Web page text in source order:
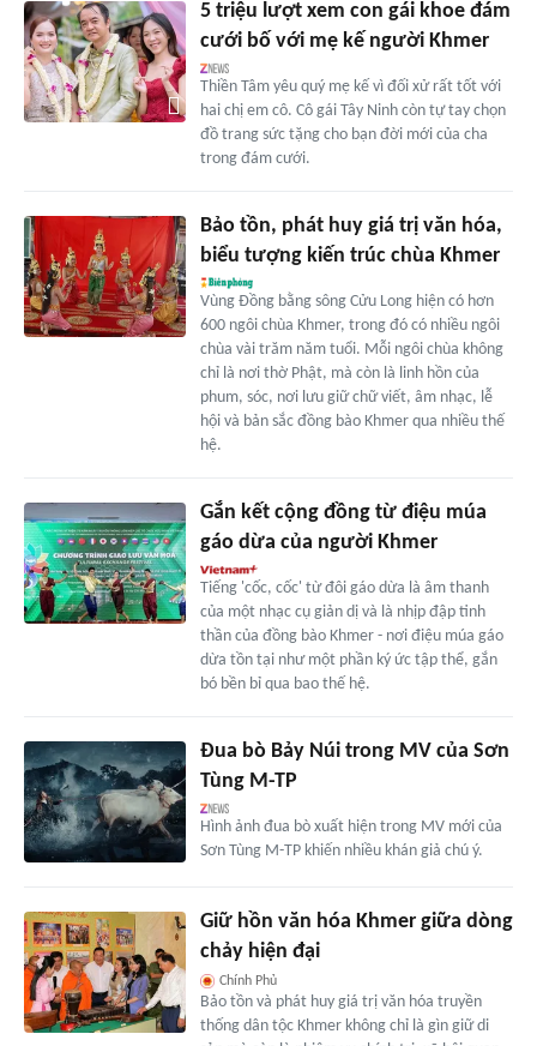
5 triệu lượt xem con gái khoe đám
cưới bố với mẹ kế người Khmer
Thiền Tâm yêu quý mẹ kế vì đối xử rất tốt với
hai chị em cô. Cô gái Tây Ninh còn tự tay chọn
đồ trang sức tặng cho bạn đời mới của cha
trong đám cưới.
Bảo tồn, phát huy giá trị văn hóa,
biểu tượng kiến trúc chùa Khmer
Vùng Đồng bằng sông Cửu Long hiện có hơn
600 ngôi chùa Khmer, trong đó có nhiều ngôi
chùa vài trăm năm tuổi. Mỗi ngôi chùa không
chỉ là nơi thờ Phật, mà còn là linh hồn của
phum, sóc, nơi lưu giữ chữ viết, âm nhạc, lễ
hội và bản sắc đồng bào Khmer qua nhiều thế
hệ.
Gắn kết cộng đồng từ điệu múa
gáo dừa của người Khmer
Tiếng 'cốc, cốc' từ đôi gáo dừa là âm thanh
của một nhạc cụ giản dị và là nhịp đập tinh
thần của đồng bào Khmer - nơi điệu múa gáo
dừa tồn tại như một phần ký ức tập thể, gắn
bó bền bỉ qua bao thế hệ.
Đua bò Bảy Núi trong MV của Sơn
Tùng M-TP
Hình ảnh đua bò xuất hiện trong MV mới của
Sơn Tùng M-TP khiến nhiều khán giả chú ý.
Giữ hồn văn hóa Khmer giữa dòng
chảy hiện đại
Chính Phủ
Bảo tồn và phát huy giá trị văn hóa truyền
thống dân tộc Khmer không chỉ là gìn giữ di